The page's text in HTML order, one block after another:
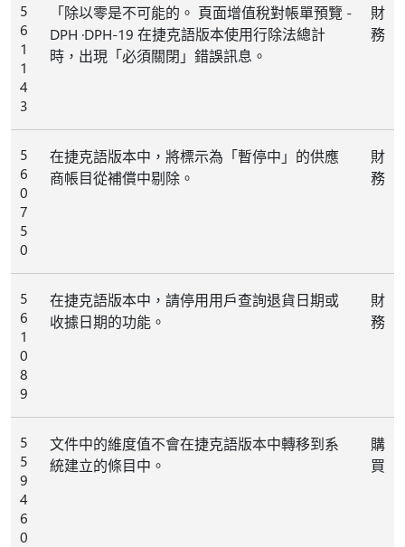
5
6
1
1
4
3
「除以零是不可能的。 頁面增值稅對帳單預覽 -
DPH ∙DPH-19 在捷克語版本使用行除法總計
時，出現「必須關閉」錯誤訊息。
財
務
5
6
0
7
5
0
在捷克語版本中，將標示為「暫停中」的供應
商帳目從補償中剔除。
財
務
5
6
1
0
8
9
在捷克語版本中，請停用用戶查詢退貨日期或
收據日期的功能。
財
務
5
5
9
4
6
0
文件中的維度值不會在捷克語版本中轉移到系
統建立的條目中。
購
買